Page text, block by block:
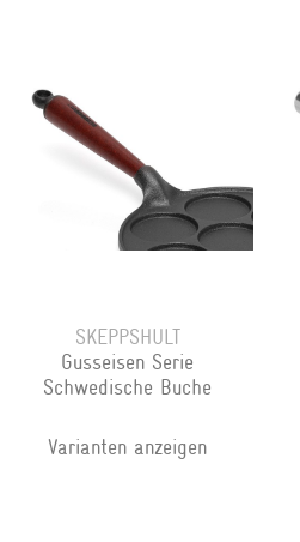
SKEPPSHULT
Gusseisen Serie
Schwedische Buche
Varianten anzeigen